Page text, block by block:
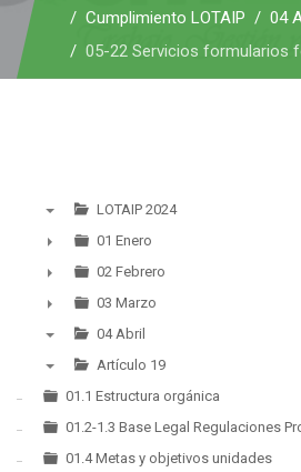
Cumplimiento LOTAIP
04
05-22 Servicios formularios
▼
LOTAIP 2024
►
01 Enero
►
02 Febrero
►
03 Marzo
▼
04 Abril
▼
Artículo 19
01.1 Estructura orgánica
01.2-1.3 Base Legal Regulaciones
01.4 Metas y objetivos unidades